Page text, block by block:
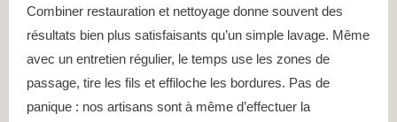
Combiner restauration et nettoyage donne souvent des
résultats bien plus satisfaisants qu’un simple lavage. Même
avec un entretien régulier, le temps use les zones de
passage, tire les fils et effiloche les bordures. Pas de
panique : nos artisans sont à même d’effectuer la